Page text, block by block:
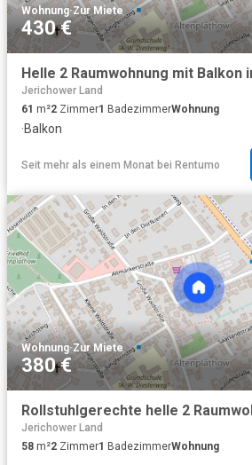
Wohnung·Zur Miete
430 €
Helle 2 Raumwohnung mit Balkon
Jerichower Land
61 m²2 Zimmer1 BadezimmerWohnung
·Balkon
Seit mehr als einem Monat bei Rentumo
Wohnung·Zur Miete
380 €
Jerichower Land
58 m²2 Zimmer1 BadezimmerWohnung